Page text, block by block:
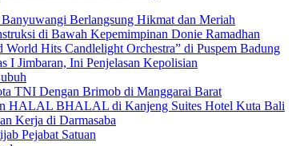
Berlangsung Hikmat dan Meriah
di Bawah Kepemimpinan Donie Ramadhan
Hits Candlelight Orchestra” di Puspem Badung
Jimbaran, Ini Penjelasan Kepolisian
TNI Dengan Brimob di Manggarai Barat
HALAL BHALAL di Kanjeng Suites Hotel Kuta Bali
Kerja di Darmasaba
Pejabat Satuan